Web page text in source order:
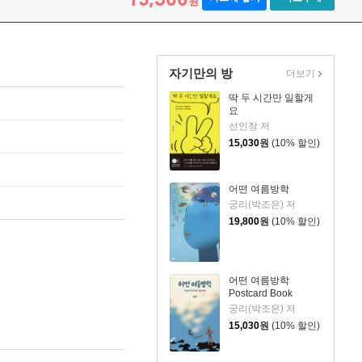
자기만의 방
딱 두 시간만 일할게
요
선인장 저
15,030원 (10% 할인)
어떤 여름방학
궁리(박조은) 저
19,800원 (10% 할인)
어떤 여름방학
Postcard Book
궁리(박조은) 저
15,030원 (10% 할인)
더보기